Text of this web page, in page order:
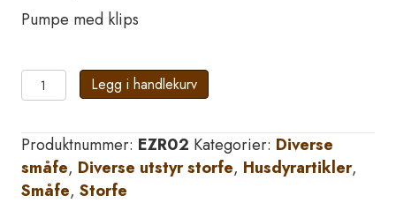
Pumpe med klips
Udderly
UTSKIFTNINGSPUMPEDEL
antall
Legg i handlekurv
Produktnummer: EZR02 Kategorier: Diverse
småfe, Diverse utstyr storfe, Husdyrartikler,
Småfe, Storfe